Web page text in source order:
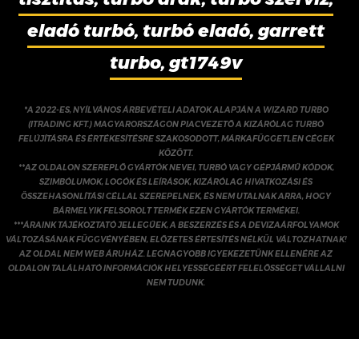
eladó turbó, turbó eladó, garrett
turbo, gt1749v
*A 2022-ES, NYÍLVÁNOS ÁRBEVÉTELI ADATOK ALAPJÁN A WIZARD TURBO
(ITRADING KFT.) MAGYARORSZÁGON PIACVEZETŐ A KIZÁRÓLAG TURBÓ
FELÚJÍTÁSRA ÉS ÉRTÉKESÍTÉSRE SZAKOSODOTT, MÁRKAFÜGGETLEN CÉGEK
KÖZÖTT.
**AZ OLDALON SZEREPLŐ GYÁRTÓK NEVEI, TURBÓ VAGY GÉPJÁRMŰ KÓDOK,
SZIMBÓLUMOK, LOGÓK ÉS LEÍRÁSOK, KIZÁRÓLAG HIVATKOZÁSI ÉS
ÖSSZEHASONLÍTÁSI CÉLLAL SZEREPELNEK, ÉS NEM UTALNAK ARRA, HOGY
BÁRMELYIK FELSOROLT TERMÉK EZEN GYÁRTÓK TERMÉKEI.
***ÁRAINK TÁJÉKOZTATÓ JELLEGŰEK, A BESZERZÉS ÉS A DEVIZAÁRFOLYAMOK
VÁLTOZÁSÁNAK FÜGGVÉNYÉBEN, ELŐZETES ÉRTESÍTÉS NÉLKÜL VÁLTOZHATNAK!
AZ OLDAL NEM WEB ÁRUHÁZ. LEGNAGYOBB IGYEKEZETÜNK ELLENÉRE AZ
OLDALON TALÁLHATÓ INFORMÁCIÓK HELYESSÉGÉÉRT FELELŐSSÉGET VÁLLALNI
NEM TUDUNK.